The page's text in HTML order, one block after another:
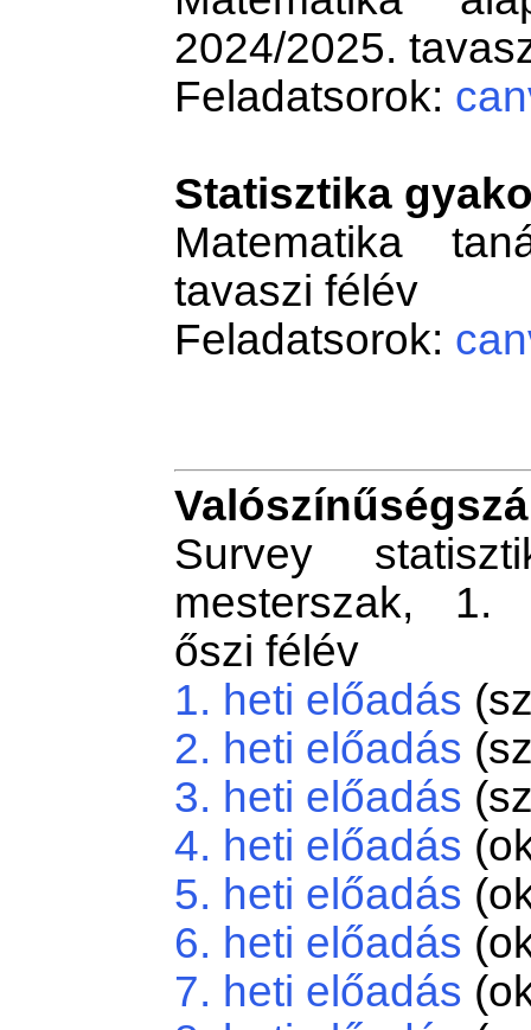
2024/2025.
Feladatsorok:
Statisztika
Matematika
tavaszi félév
Feladatsorok:
Survey
mesterszak, 1.
őszi félév
1. heti előadás
2. heti előadás
3. heti előadás
4. heti előadás
5. heti előadás
6. heti előadás
7. heti előadás